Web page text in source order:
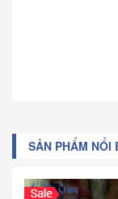
SẢN PHẨM NỔI